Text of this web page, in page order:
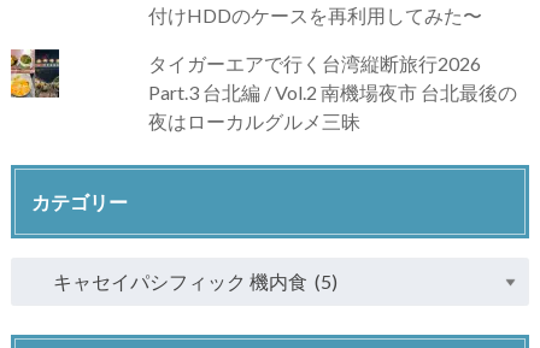
付けHDDのケースを再利用してみた〜
タイガーエアで行く台湾縦断旅行2026
Part.3 台北編 / Vol.2 南機場夜市 台北最後の
夜はローカルグルメ三昧
カテゴリー